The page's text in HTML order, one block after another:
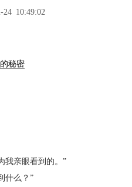
24 10:49:02
秘密
亲眼看到的。”
么？”